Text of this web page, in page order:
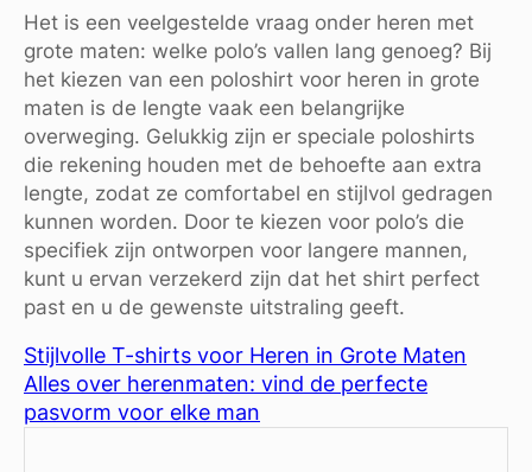
Het is een veelgestelde vraag onder heren met
grote maten: welke polo’s vallen lang genoeg? Bij
het kiezen van een poloshirt voor heren in grote
maten is de lengte vaak een belangrijke
overweging. Gelukkig zijn er speciale poloshirts
die rekening houden met de behoefte aan extra
lengte, zodat ze comfortabel en stijlvol gedragen
kunnen worden. Door te kiezen voor polo’s die
specifiek zijn ontworpen voor langere mannen,
kunt u ervan verzekerd zijn dat het shirt perfect
past en u de gewenste uitstraling geeft.
Stijlvolle T-shirts voor Heren in Grote Maten
Alles over herenmaten: vind de perfecte
pasvorm voor elke man